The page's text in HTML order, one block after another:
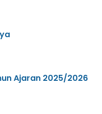
Ajaran 2025/2026